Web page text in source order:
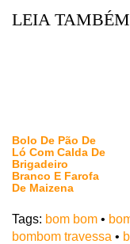
LEIA TAMBÉM
Bolo De Pão De
Ló Com Calda De
Brigadeiro
Branco E Farofa
De Maizena
Tags: bom bom •
bombom travessa •